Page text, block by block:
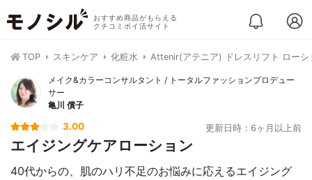
おすすめ商品がもらえる
クチコミポイ活サイト
TOP スキンケア 化粧水 Attenir(アテニア) ドレスリフト ローシ
メイク&カラーコンサルタント / トータルファッションプロデュー
サー
亀川 償子
3.00 更新日時：6ヶ月以上前
エイジングケアローション
40代からの、肌のハリ不足のお悩みに応えるエイジング